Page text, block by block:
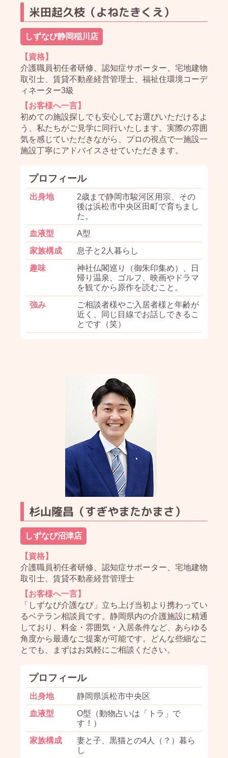
米田起久枝（よねたきくえ）
しずなび静岡稲川店
【資格】
介護職員初任者研修、認知症サポーター、宅地建物
取引士、賃貸不動産経営管理士、福祉住環境コーデ
ィネーター3級
【お客様へ一言】
初めての施設探しでも安心してお選びいただけるよ
う、私たちがご見学に同行いたします。実際の雰囲
気を感じていただきながら、プロの視点で一施設一
施設丁寧にアドバイスさせていただきます。
プロフィール
出身地
2歳まで静岡市駿河区用宗、その
後は浜松市中央区田町で育ちまし
た。
血液型
A型
家族構成
息子と2人暮らし
趣味
神社仏閣巡り（御朱印集め）、日
帰り温泉、ゴルフ、映画やドラマ
を観てから原作を読むこと。
強み
ご相談者様やご入居者様と年齢が
近く、同じ目線でお話しできるこ
とです（笑）
杉山隆昌（すぎやまたかまさ）
しずなび沼津店
【資格】
介護職員初任者研修、認知症サポーター、宅地建物
取引士、賃貸不動産経営管理士
【お客様へ一言】
「しずなび介護なび」立ち上げ当初より携わってい
るベテラン相談員です。静岡県内の介護施設に精通
しており、料金・雰囲気・入居条件など、あらゆる
角度から最適なご提案が可能です。どんな些細なこ
とでも、まずはお気軽にご相談ください。
プロフィール
出身地
静岡県浜松市中央区
血液型
O型（動物占いは「トラ」で
す！）
家族構成
妻と子、黒猫との4人（？）暮ら
し